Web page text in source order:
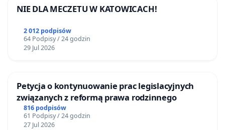
NIE DLA MECZETU W KATOWICACH!
2 012 podpisów
64 Podpisy / 24 godzin
29 Jul 2026
Petycja o kontynuowanie prac legislacyjnych
związanych z reformą prawa rodzinnego
816 podpisów
61 Podpisy / 24 godzin
27 Jul 2026